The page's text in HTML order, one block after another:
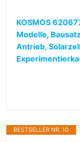
KOSMOS
Modelle,
Antrieb,
BESTSELLER NR. 10